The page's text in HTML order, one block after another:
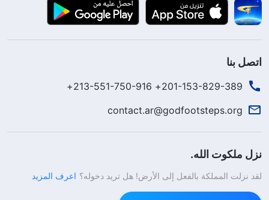
اتصل بنا
201-153-829-389+ 213-551-750-916+
contact.ar@godfootsteps.org
نزل ملكوت الله.
لقد نزلت المملكة بالفعل إلى الأرض! هل تريد دخوله؟ اعرف المزيد